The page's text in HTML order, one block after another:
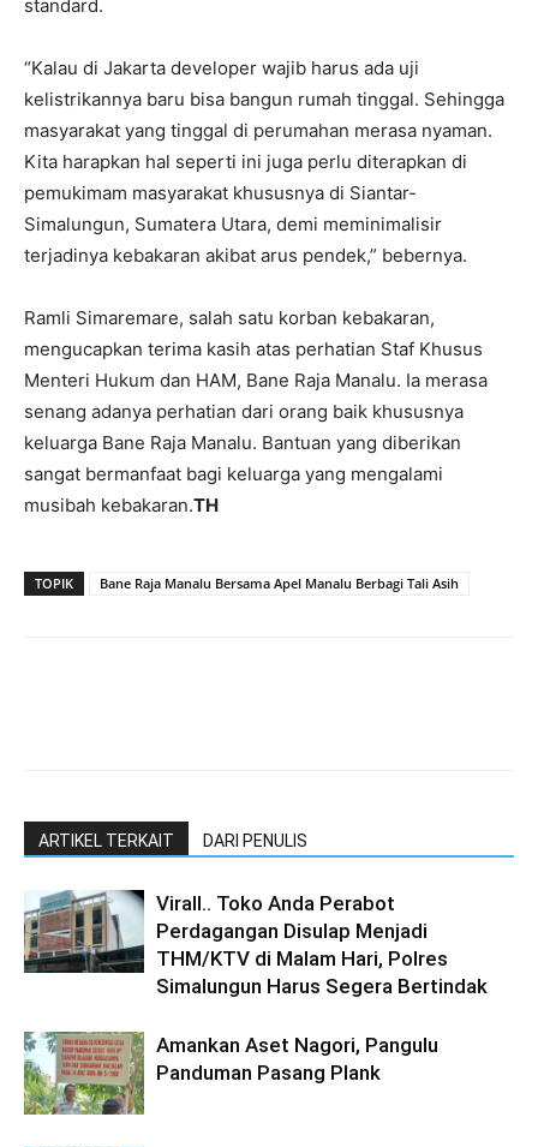
standard.
“Kalau di Jakarta developer wajib harus ada uji
kelistrikannya baru bisa bangun rumah tinggal. Sehingga
masyarakat yang tinggal di perumahan merasa nyaman.
Kita harapkan hal seperti ini juga perlu diterapkan di
pemukimam masyarakat khususnya di Siantar-
Simalungun, Sumatera Utara, demi meminimalisir
terjadinya kebakaran akibat arus pendek,” bebernya.
Ramli Simaremare, salah satu korban kebakaran,
mengucapkan terima kasih atas perhatian Staf Khusus
Menteri Hukum dan HAM, Bane Raja Manalu. Ia merasa
senang adanya perhatian dari orang baik khususnya
keluarga Bane Raja Manalu. Bantuan yang diberikan
sangat bermanfaat bagi keluarga yang mengalami
musibah kebakaran.TH
TOPIK Bane Raja Manalu Bersama Apel Manalu Berbagi Tali Asih
ARTIKEL TERKAIT DARI PENULIS
Virall.. Toko Anda Perabot
Perdagangan Disulap Menjadi
THM/KTV di Malam Hari, Polres
Simalungun Harus Segera Bertindak
Amankan Aset Nagori, Pangulu
Panduman Pasang Plank